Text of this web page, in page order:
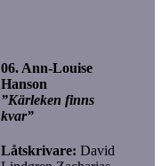
06. Ann-Louise
Hanson
”Kärleken finns
kvar”
Låtskrivare: David